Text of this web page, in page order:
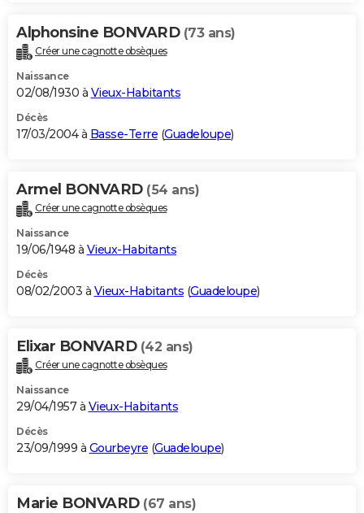
Alphonsine BONVARD (73 ans)
Créer une cagnotte obsèques
Naissance
02/08/1930 à Vieux-Habitants
Décès
17/03/2004 à Basse-Terre (Guadeloupe)
Armel BONVARD (54 ans)
Créer une cagnotte obsèques
Naissance
19/06/1948 à Vieux-Habitants
Décès
08/02/2003 à Vieux-Habitants (Guadeloupe)
Elixar BONVARD (42 ans)
Créer une cagnotte obsèques
Naissance
29/04/1957 à Vieux-Habitants
Décès
23/09/1999 à Gourbeyre (Guadeloupe)
Marie BONVARD (67 ans)